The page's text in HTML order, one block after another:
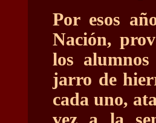
Por esos
Nación,
los
jarro de
cada uno,